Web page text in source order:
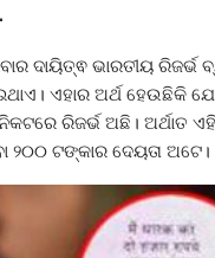
ଭାରତୀୟ ରିଜର୍ଭ
ଏହାର ଅର୍ଥ ହେଉଛିକି
ରିଜର୍ଭ ଅଛି। ଅର୍ଥାତ
ଟଙ୍କାର ଦେୟତା ଅଟେ।